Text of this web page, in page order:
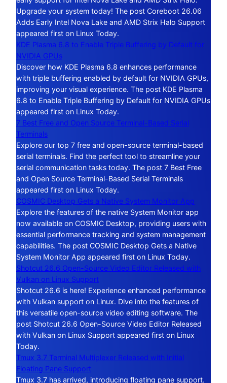
Upgrade your system today! The post Coreboot 26.06
Adds Early Intel Nova Lake and AMD Strix Halo Support
appeared first on Linux Today.
KDE Plasma 6.8 to Enable Triple Buffering by Default for
NVIDIA GPUs
Discover how KDE Plasma 6.8 enhances performance
with triple buffering enabled by default for NVIDIA GPUs,
improving your visual experience. The post KDE Plasma
6.8 to Enable Triple Buffering by Default for NVIDIA GPUs
appeared first on Linux Today.
7 Best Free and Open Source Terminal-Based Serial
Terminals
Explore our top 7 free and open-source terminal-based
serial terminals. Find the perfect tool to streamline your
serial communication tasks today. The post 7 Best Free
and Open Source Terminal-Based Serial Terminals
appeared first on Linux Today.
COSMIC Desktop Gets a Native System Monitor App
Explore the features of the native System Monitor app
now available on COSMIC Desktop, providing users with
essential performance tracking and system management
capabilities. The post COSMIC Desktop Gets a Native
System Monitor App appeared first on Linux Today.
Shotcut 26.6 Open-Source Video Editor Released with
Vulkan on Linux Support
Shotcut 26.6 is here! Experience enhanced performance
with Vulkan support on Linux. Dive into the features of
this versatile open-source video editing software. The
post Shotcut 26.6 Open-Source Video Editor Released
with Vulkan on Linux Support appeared first on Linux
Today.
Tmux 3.7 Terminal Multiplexer Released with Initial
Floating Pane Support
Tmux 3.7 has arrived, introducing floating pane support.